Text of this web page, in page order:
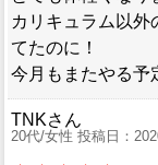
カリキュラム以外
てたのに！
今月もまたやる
TNKさん
20代/女性 投稿日：